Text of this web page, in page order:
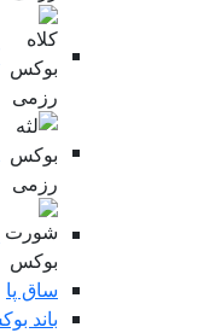
ساق پا
باند بوکس